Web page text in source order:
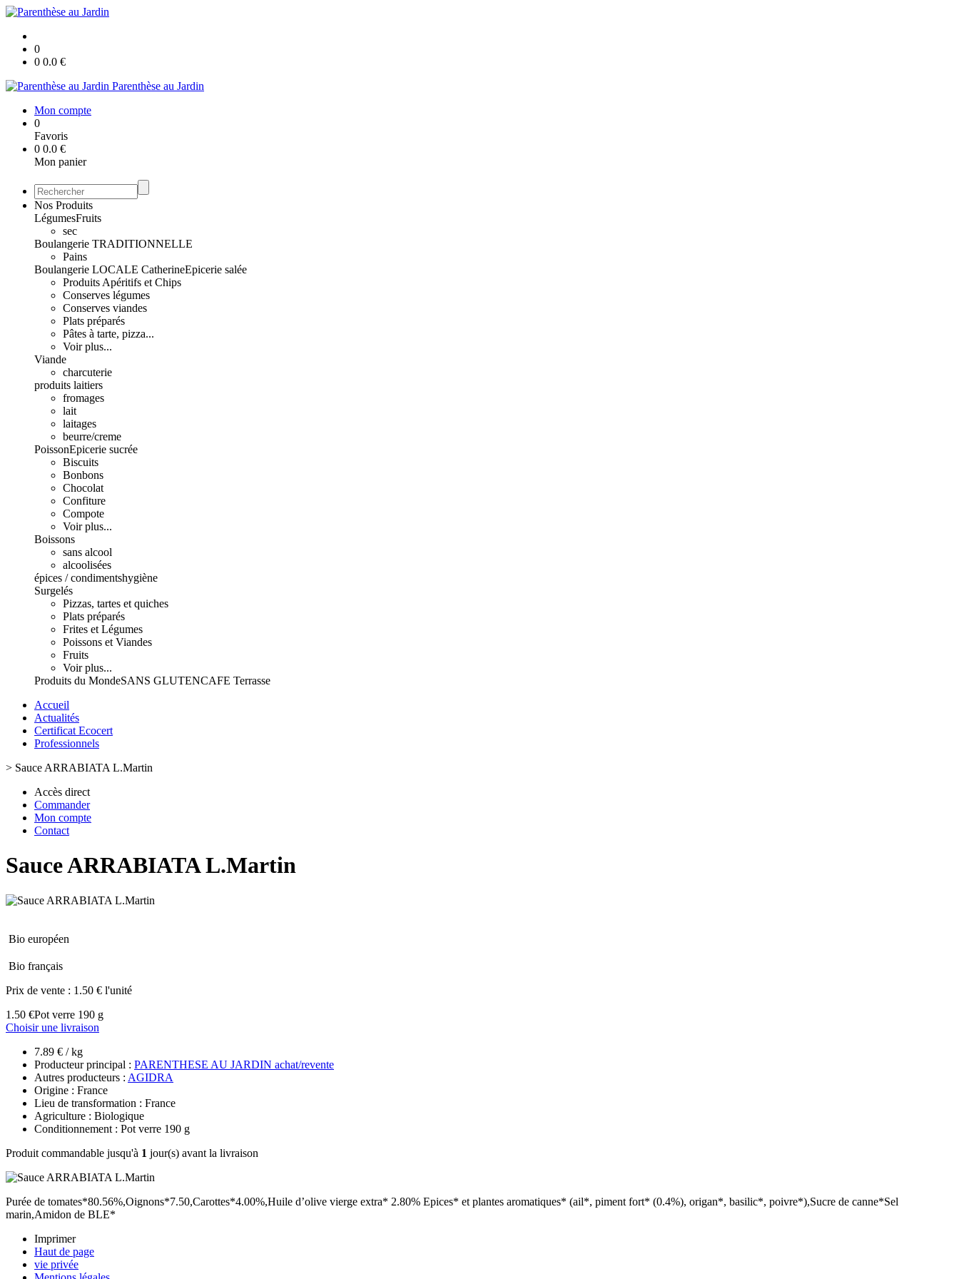
0
0 0.0 €
Parenthèse au Jardin
Mon compte
0
Favoris
0 0.0 €
Mon panier
Nos Produits
LégumesFruits
sec
Boulangerie TRADITIONNELLE
Pains
Boulangerie LOCALE CatherineEpicerie salée
Produits Apéritifs et Chips
Conserves légumes
Conserves viandes
Plats préparés
Pâtes à tarte, pizza...
Voir plus...
Viande
charcuterie
produits laitiers
fromages
lait
laitages
beurre/creme
PoissonEpicerie sucrée
Biscuits
Bonbons
Chocolat
Confiture
Compote
Voir plus...
Boissons
sans alcool
alcoolisées
épices / condimentshygiène
Surgelés
Pizzas, tartes et quiches
Plats préparés
Frites et Légumes
Poissons et Viandes
Fruits
Voir plus...
Produits du MondeSANS GLUTENCAFE Terrasse
Accueil
Actualités
Certificat Ecocert
Professionnels
> Sauce ARRABIATA L.Martin
Accès direct
Commander
Mon compte
Contact
Sauce ARRABIATA L.Martin
Bio européen
Bio français
Prix de vente : 1.50 € l'unité
1.50 €Pot verre 190 g
Choisir une livraison
7.89 € / kg
Producteur principal : PARENTHESE AU JARDIN achat/revente
Autres producteurs : AGIDRA
Origine : France
Lieu de transformation : France
Agriculture : Biologique
Conditionnement : Pot verre 190 g
Produit commandable jusqu'à 1 jour(s) avant la livraison
Purée de tomates*80.56%,Oignons*7.50,Carottes*4.00%,Huile d’olive vierge extra* 2.80% Epices* et plantes aromatiques* (ail*, piment fort* (0.4%), origan*, basilic*, poivre*),Sucre de canne*Sel
marin,Amidon de BLE*
Imprimer
Haut de page
vie privée